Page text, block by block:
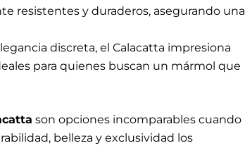
resistentes y duraderos, asegurando una
discreta, el Calacatta impresiona
para quienes buscan un mármol que
son opciones incomparables cuando
belleza y exclusividad los